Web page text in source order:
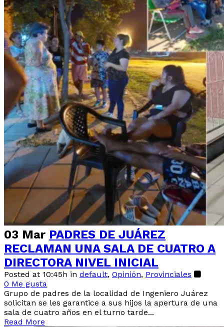
03 Mar PADRES DE JUÁREZ
RECLAMAN UNA SALA DE CUATRO A
DIRECTORA NIVEL INICIAL
Posted at 10:45h in default, Opinión, Provinciales
0 Me gusta
Grupo de padres de la localidad de Ingeniero Juárez
solicitan se les garantice a sus hijos la apertura de una
sala de cuatro años en el turno tarde...
Read More